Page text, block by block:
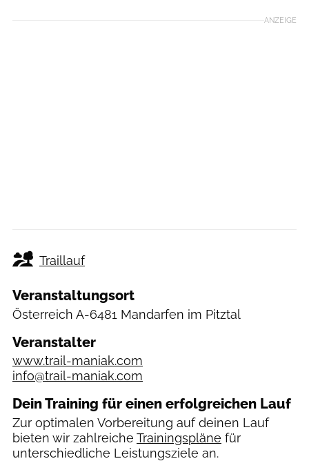
ANZEIGE
Traillauf
Veranstaltungsort
Österreich A-6481 Mandarfen im Pitztal
Veranstalter
www.trail-maniak.com
info@trail-maniak.com
Dein Training für einen erfolgreichen Lauf
Zur optimalen Vorbereitung auf deinen Lauf
bieten wir zahlreiche Trainingspläne für
unterschiedliche Leistungsziele an.